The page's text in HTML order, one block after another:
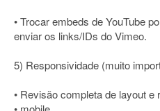
• Trocar embeds de YouTube
enviar os links/IDs do Vimeo.
5) Responsividade (muito
• Revisão completa de layout e